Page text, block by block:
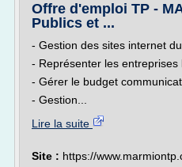
Offre d'emploi TP -
Publics et ...
- Gestion des sites internet
- Représenter les
- Gérer le budget
- Gestion...
Lire la suite
Site : https://